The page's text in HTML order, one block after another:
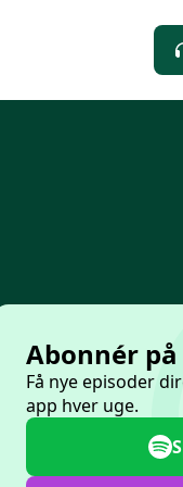
Abonnér
Få nye episoder
app hver uge.